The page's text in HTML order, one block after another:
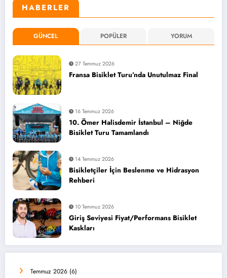
HABERLER
GÜNCEL POPÜLER YORUM
27 Temmuz 2026
Fransa Bisiklet Turu’nda Unutulmaz Final
16 Temmuz 2026
10. Ömer Halisdemir İstanbul – Niğde
Bisiklet Turu Tamamlandı
14 Temmuz 2026
Bisikletçiler İçin Beslenme ve Hidrasyon
Rehberi
10 Temmuz 2026
Giriş Seviyesi Fiyat/Performans Bisiklet
Kaskları
Temmuz 2026 (6)